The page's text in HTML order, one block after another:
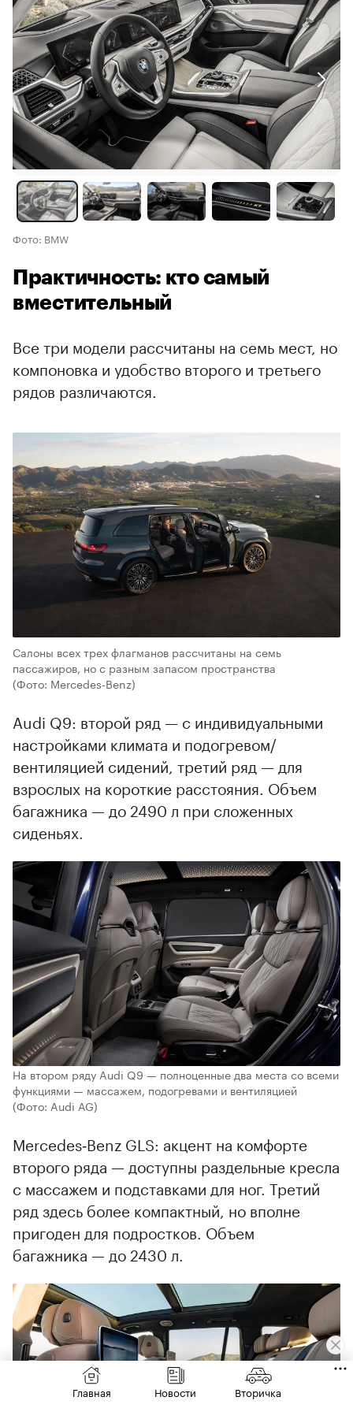
Фото: BMW
Практичность: кто самый
вместительный
Все три модели рассчитаны на семь мест, но
компоновка и удобство второго и третьего
рядов различаются.
Салоны всех трех флагманов рассчитаны на семь
пассажиров, но с разным запасом пространства
(Фото: Mercedes‑Benz)
Audi Q9: второй ряд — с индивидуальными
настройками климата и подогревом/
вентиляцией сидений, третий ряд — для
взрослых на короткие расстояния. Объем
багажника — до 2490 л при сложенных
сиденьях.
На втором ряду Audi Q9 — полноценные два места со всеми
функциями — массажем, подогревами и вентиляцией
(Фото: Audi AG)
Mercedes‑Benz GLS: акцент на комфорте
второго ряда — доступны раздельные кресла
с массажем и подставками для ног. Третий
ряд здесь более компактный, но вполне
пригоден для подростков. Объем
багажника — до 2430 л.
Главная Новости Вторичка